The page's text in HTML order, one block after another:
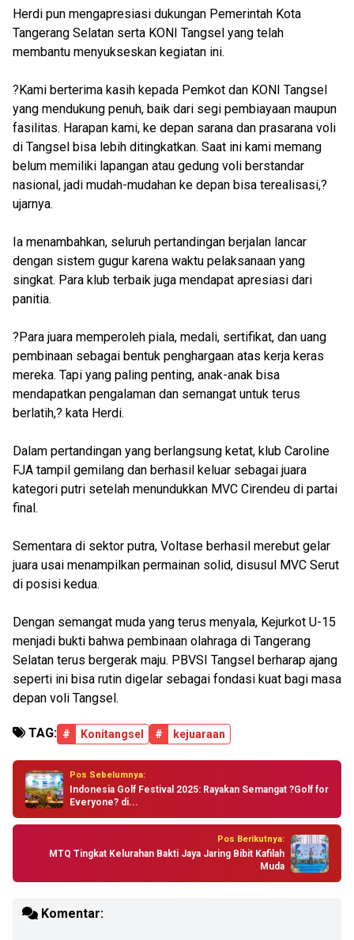
Herdi pun mengapresiasi dukungan Pemerintah Kota
Tangerang Selatan serta KONI Tangsel yang telah
membantu menyukseskan kegiatan ini.
?Kami berterima kasih kepada Pemkot dan KONI Tangsel
yang mendukung penuh, baik dari segi pembiayaan maupun
fasilitas. Harapan kami, ke depan sarana dan prasarana voli
di Tangsel bisa lebih ditingkatkan. Saat ini kami memang
belum memiliki lapangan atau gedung voli berstandar
nasional, jadi mudah-mudahan ke depan bisa terealisasi,?
ujarnya.
Ia menambahkan, seluruh pertandingan berjalan lancar
dengan sistem gugur karena waktu pelaksanaan yang
singkat. Para klub terbaik juga mendapat apresiasi dari
panitia.
?Para juara memperoleh piala, medali, sertifikat, dan uang
pembinaan sebagai bentuk penghargaan atas kerja keras
mereka. Tapi yang paling penting, anak-anak bisa
mendapatkan pengalaman dan semangat untuk terus
berlatih,? kata Herdi.
Dalam pertandingan yang berlangsung ketat, klub Caroline
FJA tampil gemilang dan berhasil keluar sebagai juara
kategori putri setelah menundukkan MVC Cirendeu di partai
final.
Sementara di sektor putra, Voltase berhasil merebut gelar
juara usai menampilkan permainan solid, disusul MVC Serut
di posisi kedua.
Dengan semangat muda yang terus menyala, Kejurkot U-15
menjadi bukti bahwa pembinaan olahraga di Tangerang
Selatan terus bergerak maju. PBVSI Tangsel berharap ajang
seperti ini bisa rutin digelar sebagai fondasi kuat bagi masa
depan voli Tangsel.
TAG: # Konitangsel # kejuaraan
Pos Sebelumnya:
Indonesia Golf Festival 2025: Rayakan Semangat ?Golf for
Everyone? di...
Pos Berikutnya:
MTQ Tingkat Kelurahan Bakti Jaya Jaring Bibit Kafilah
Muda
Komentar: